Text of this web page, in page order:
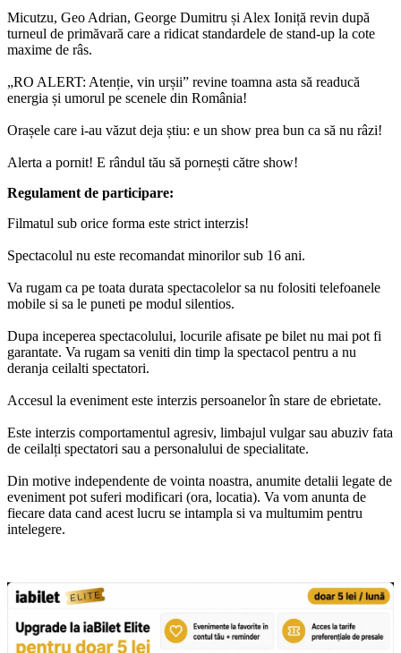
Micutzu, Geo Adrian, George Dumitru și Alex Ioniță revin după
turneul de primăvară care a ridicat standardele de stand-up la cote
maxime de râs.
„RO ALERT: Atenție, vin urșii” revine toamna asta să readucă
energia și umorul pe scenele din România!
Orașele care i-au văzut deja știu: e un show prea bun ca să nu râzi!
Alerta a pornit! E rândul tău să pornești către show!
Regulament de participare:
Filmatul sub orice forma este strict interzis!
Spectacolul nu este recomandat minorilor sub 16 ani.
Va rugam ca pe toata durata spectacolelor sa nu folositi telefoanele
mobile si sa le puneti pe modul silentios.
Dupa inceperea spectacolului, locurile afisate pe bilet nu mai pot fi
garantate. Va rugam sa veniti din timp la spectacol pentru a nu
deranja ceilalti spectatori.
Accesul la eveniment este interzis persoanelor în stare de ebrietate.
Este interzis comportamentul agresiv, limbajul vulgar sau abuziv fata
de ceilalți spectatori sau a personalului de specialitate.
Din motive independente de vointa noastra, anumite detalii legate de
eveniment pot suferi modificari (ora, locatia). Va vom anunta de
fiecare data cand acest lucru se intampla si va multumim pentru
intelegere.